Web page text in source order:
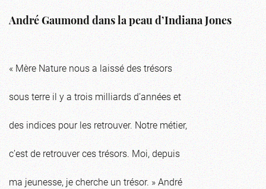
André Gaumond dans la peau d’Indiana Jones
« Mère Nature nous a laissé des trésors
sous terre il y a trois milliards d’années et
des indices pour les retrouver. Notre métier,
c’est de retrouver ces trésors. Moi, depuis
ma jeunesse, je cherche un trésor. » André